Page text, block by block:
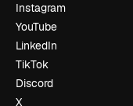
Instagram
YouTube
LinkedIn
TikTok
Discord
X